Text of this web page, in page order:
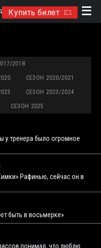
Купить билет
2018
СЕЗОН 2020/2021
СЕЗОН 2023/2024
СЕЗОН 2025
у тренера было огромное
Рафинью, сейчас он в
быть в восьмерке»
понимал, что люблю